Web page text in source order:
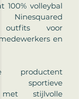
100% volleybal
outfits voor
en
productent
sportieve
stijlvolle